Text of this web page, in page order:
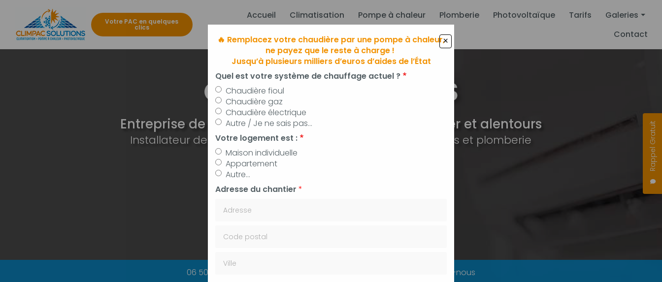
contenu
principal
Rappel Gratuit
Votre PAC en quelques
clics Navigation principale
Accueil Climatisation Pompe à chaleur Plomberie Photovoltaïque Tarifs Galeries
Contact
Entreprise de climatisationà Manosque, Forcalquier et alentours
Installateur de pompes à chaleur, panneaux photovoltaïques et plomberie
06 50 83 35 36 Contactez-nous
×
🔥 Remplacez votre chaudière par une pompe à chaleur,
ne payez que le reste à charge !
Jusqu’à plusieurs milliers d’euros d’aides de l’État
Quel est votre système de chauffage actuel ?
Chaudière fioul
Chaudière gaz
Chaudière électrique
Autre / Je ne sais pas...
Votre logement est :
Maison individuelle
Appartement
Autre...
Adresse du chantier *